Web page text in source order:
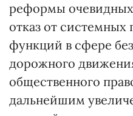
реформы
отказ от системных
функций в сфере
дорожного
общественного
дальнейшим